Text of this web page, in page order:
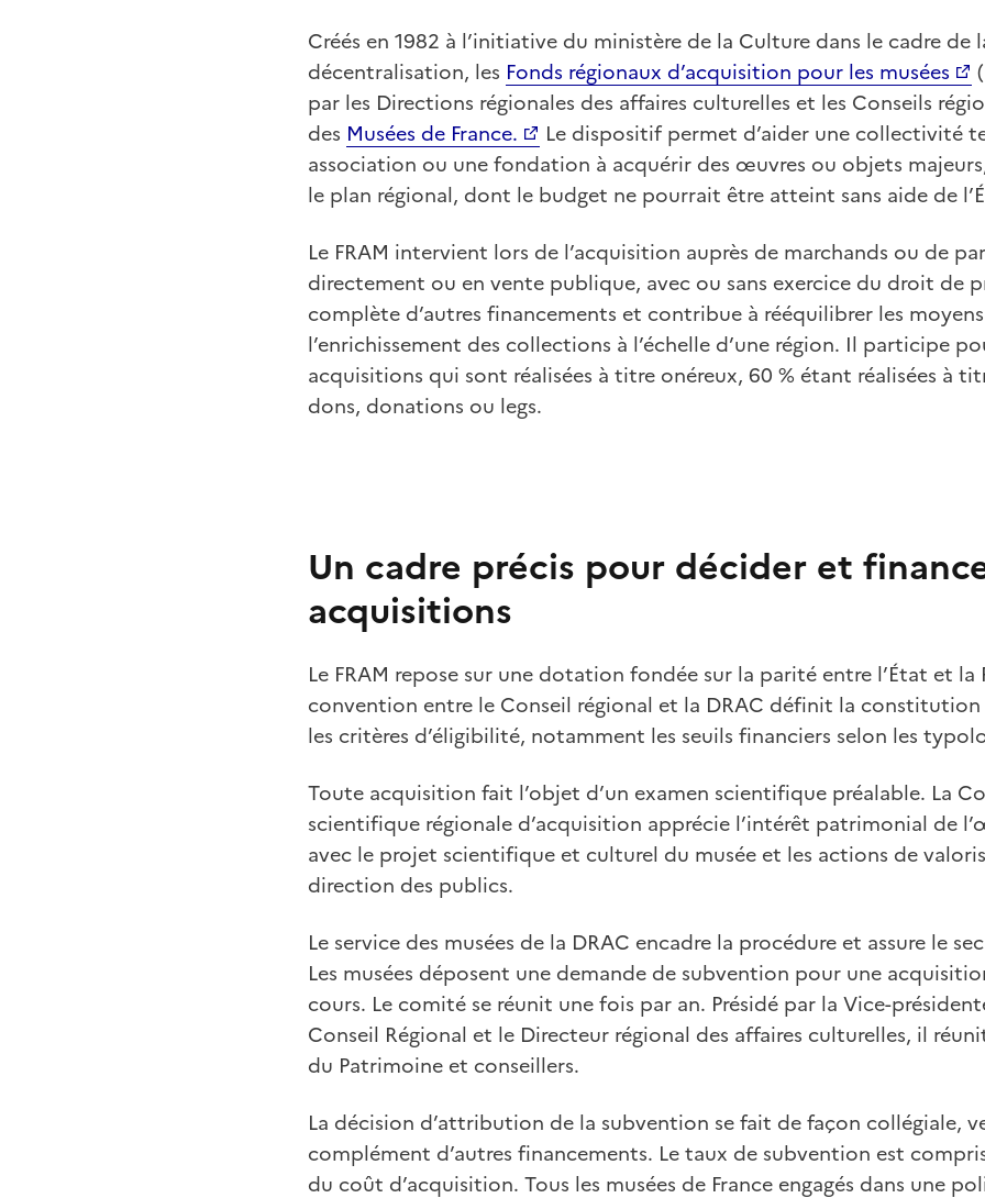
Créés en 1982 à l’initiative du ministère de la Culture dans le cadre
décentralisation, les Fonds régionaux d’acquisition pour les musées
par les Directions régionales des affaires culturelles et les Conseils
des Musées de France.
Le dispositif permet d’aider une collectivité
association ou une fondation à acquérir des œuvres ou objets
le plan régional, dont le budget ne pourrait être atteint sans aide de
Le FRAM intervient lors de l’acquisition auprès de marchands ou de
directement ou en vente publique, avec ou sans exercice du droit de
complète d’autres financements et contribue à rééquilibrer les
l’enrichissement des collections à l’échelle d’une région. Il participe
acquisitions qui sont réalisées à titre onéreux, 60 % étant réalisées à
dons, donations ou legs.
Un cadre précis pour décider et
acquisitions
Le FRAM repose sur une dotation fondée sur la parité entre l’État et la
convention entre le Conseil régional et la DRAC définit la
les critères d’éligibilité, notamment les seuils financiers selon les
Toute acquisition fait l’objet d’un examen scientifique préalable. La
scientifique régionale d’acquisition apprécie l’intérêt patrimonial de
avec le projet scientifique et culturel du musée et les actions de
direction des publics.
Le service des musées de la DRAC encadre la procédure et assure le
Les musées déposent une demande de subvention pour une
cours. Le comité se réunit une fois par an. Présidé par la Vice-
Conseil Régional et le Directeur régional des affaires culturelles, il
du Patrimoine et conseillers.
La décision d’attribution de la subvention se fait de façon collégiale,
complément d’autres financements. Le taux de subvention est
du coût d’acquisition. Tous les musées de France engagés dans une